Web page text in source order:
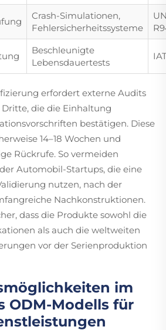
Crash-Simulationen,
Fehlersicherheitssysteme
Beschleunigte
Lebensdauertests
erfordert externe Audits
die die Einhaltung
bestätigen. Diese
14–18 Wochen und
Rückrufe. So vermeiden
Automobil-Startups, die eine
nutzen, nach der
Nachkonstruktionen.
dass die Produkte sowohl die
als auch die weltweiten
vor der Serienproduktion
im
ODM-Modells für